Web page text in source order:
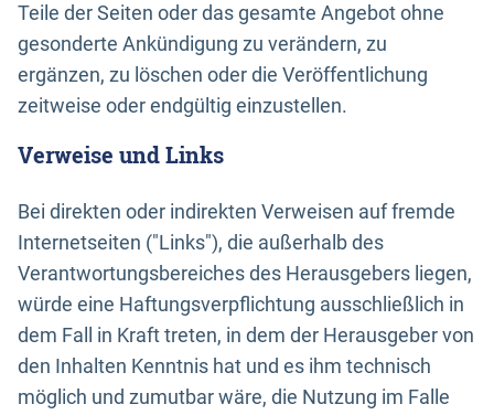
Teile der Seiten oder das gesamte Angebot ohne
gesonderte Ankündigung zu verändern, zu
ergänzen, zu löschen oder die Veröffentlichung
zeitweise oder endgültig einzustellen.
Verweise und Links
Bei direkten oder indirekten Verweisen auf fremde
Internetseiten ("Links"), die außerhalb des
Verantwortungsbereiches des Herausgebers liegen,
würde eine Haftungsverpflichtung ausschließlich in
dem Fall in Kraft treten, in dem der Herausgeber von
den Inhalten Kenntnis hat und es ihm technisch
möglich und zumutbar wäre, die Nutzung im Falle